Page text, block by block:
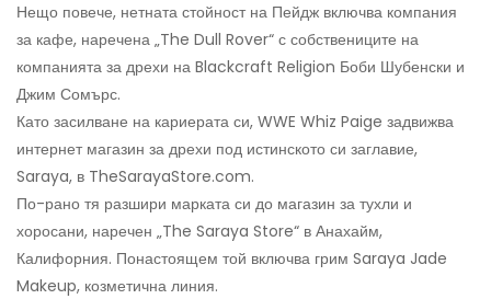
Нещо повече, нетната стойност на Пейдж включва компания
за кафе, наречена „The Dull Rover“ с собствениците на
компанията за дрехи на Blackcraft Religion Боби Шубенски и
Джим Сомърс.
Като засилване на кариерата си, WWE Whiz Paige задвижва
интернет магазин за дрехи под истинското си заглавие,
Saraya, в TheSarayaStore.com.
По-рано тя разшири марката си до магазин за тухли и
хоросани, наречен „The Saraya Store“ в Анахайм,
Калифорния. Понастоящем той включва грим Saraya Jade
Makeup, козметична линия.